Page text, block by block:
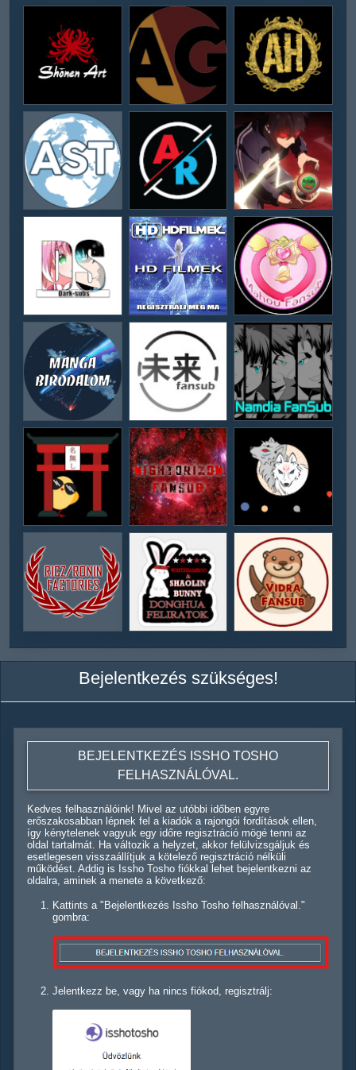
Bejelentkezés szükséges!
BEJELENTKEZÉS ISSHO TOSHO
FELHASZNÁLÓVAL.
Kedves felhasználóink! Mivel az utóbbi időben egyre
erőszakosabban lépnek fel a kiadók a rajongói fordítások ellen,
így kénytelenek vagyuk egy időre regisztráció mögé tenni az
oldal tartalmát. Ha változik a helyzet, akkor felülvizsgáljuk és
esetlegesen visszaállítjuk a kötelező regisztráció nélküli
működést. Addig is Issho Tosho fiókkal lehet bejelentkezni az
oldalra, aminek a menete a következő:
Kattints a "Bejelentkezés Issho Tosho felhasználóval."
gombra:
Jelentkezz be, vagy ha nincs fiókod, regisztrálj: